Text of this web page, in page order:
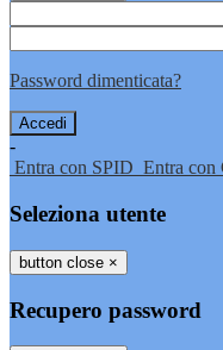
Password dimenticata?
-
Entra con SPID Entra con
Seleziona utente
button close ×
Recupero password